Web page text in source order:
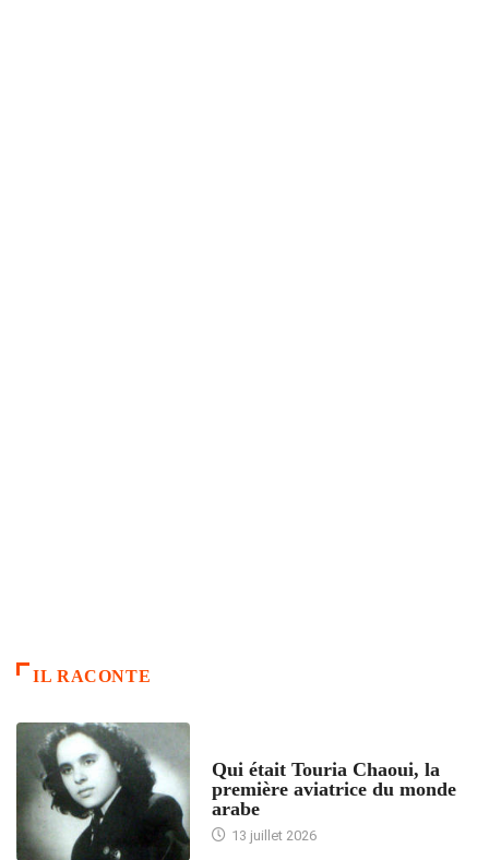
IL RACONTE
Qui était Touria Chaoui, la
première aviatrice du monde
arabe
13 juillet 2026